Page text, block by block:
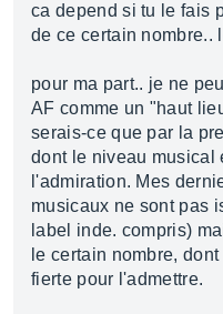
ca depend si tu le fais
de ce certain nombre..
pour ma part.. je ne
AF comme un "haut
serais-ce que par la
dont le niveau musical
l'admiration. Mes
musicaux ne sont pas
label inde. compris)
le certain nombre,
fierte pour l'admettre.